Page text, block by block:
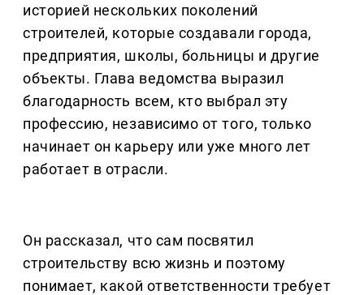
историей нескольких поколений
строителей, которые создавали города,
предприятия, школы, больницы и другие
объекты. Глава ведомства выразил
благодарность всем, кто выбрал эту
профессию, независимо от того, только
начинает он карьеру или уже много лет
работает в отрасли.
Он рассказал, что сам посвятил
строительству всю жизнь и поэтому
понимает, какой ответственности требует